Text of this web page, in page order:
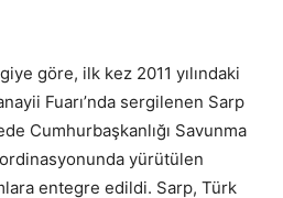
göre, ilk kez 2011 yılındaki
Fuarı’nda sergilenen Sarp
Cumhurbaşkanlığı Savunma
yürütülen
entegre edildi. Sarp, Türk